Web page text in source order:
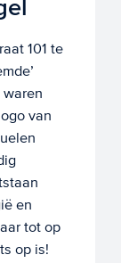
101 te
van
en
tot op
op is!